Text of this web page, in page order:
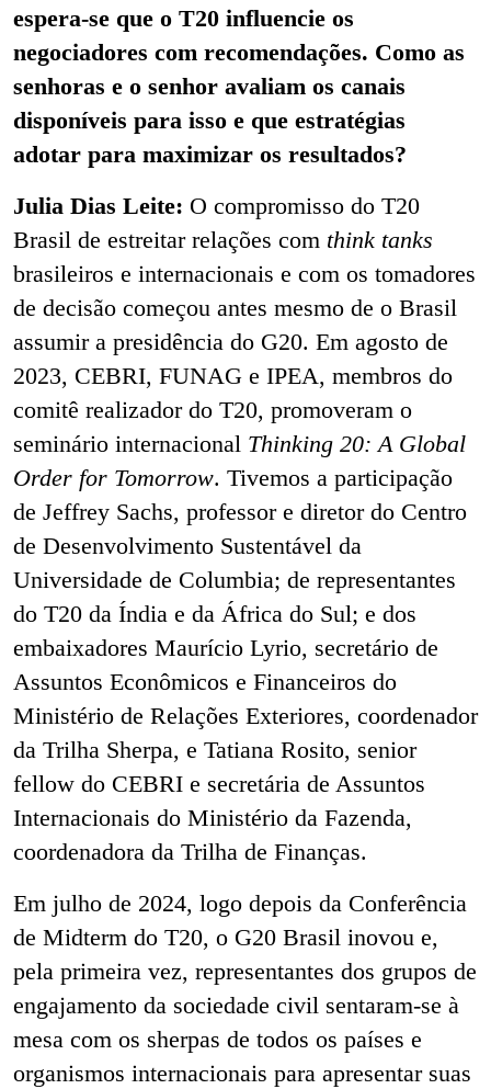
espera-se que o T20 influencie os
negociadores com recomendações. Como as
senhoras e o senhor avaliam os canais
disponíveis para isso e que estratégias
adotar para maximizar os resultados?
Julia Dias Leite: O compromisso do T20
Brasil de estreitar relações com think tanks
brasileiros e internacionais e com os tomadores
de decisão começou antes mesmo de o Brasil
assumir a presidência do G20. Em agosto de
2023, CEBRI, FUNAG e IPEA, membros do
comitê realizador do T20, promoveram o
seminário internacional Thinking 20: A Global
Order for Tomorrow. Tivemos a participação
de Jeffrey Sachs, professor e diretor do Centro
de Desenvolvimento Sustentável da
Universidade de Columbia; de representantes
do T20 da Índia e da África do Sul; e dos
embaixadores Maurício Lyrio, secretário de
Assuntos Econômicos e Financeiros do
Ministério de Relações Exteriores, coordenador
da Trilha Sherpa, e Tatiana Rosito, senior
fellow do CEBRI e secretária de Assuntos
Internacionais do Ministério da Fazenda,
coordenadora da Trilha de Finanças.
Em julho de 2024, logo depois da Conferência
de Midterm do T20, o G20 Brasil inovou e,
pela primeira vez, representantes dos grupos de
engajamento da sociedade civil sentaram-se à
mesa com os sherpas de todos os países e
organismos internacionais para apresentar suas